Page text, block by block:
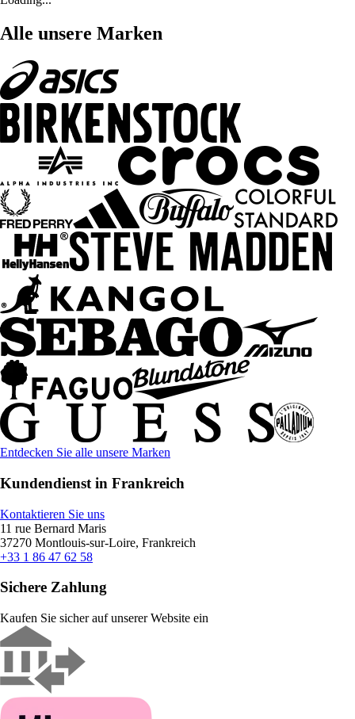
Alle unsere Marken
Entdecken Sie alle unsere Marken
Kundendienst in Frankreich
Kontaktieren Sie uns
11 rue Bernard Maris
37270 Montlouis-sur-Loire, Frankreich
+33 1 86 47 62 58
Sichere Zahlung
Kaufen Sie sicher auf unserer Website ein